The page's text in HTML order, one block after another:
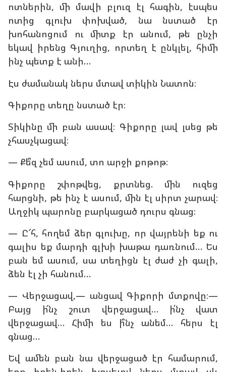
ոտներին, մի մավի բլուզ էլ հագին, էսպես
ոտից գլուխ փոխված, նա նստած էր
խոհանոցում ու միտք էր անում, թե ընչի
եկավ իրենց Գյուղից, որտեղ է ընկլել, հիմի
ինչ պետք է անի…
Էս ժամանակ ներս մտավ տիկին Նատոն։
Գիքորը տեղը նստած էր։
Տիկինը մի բան ասավ։ Գիքորը լավ լսեց թե
չհասչկացավ։
— Քե՞զ չեմ ասում, տո արջի քոթոթ։
Գիքորը շփոթվեց, քրտնեց. մին ուզեց
հարցնի, թե ինչ է ասում, մին էլ սիրտ չարավ։
Աղջիկ պարոնը բարկացած դուրս գնաց։
— Ը՜հ, հողեմ ձեր գլուխը, որ վայրենի եք ու
գալիս եք մարդի գլխի խաթա դառնում… Ես
բան եմ ասում, սա տեղիցն էլ ժաժ չի գալի,
ձեն էլ չի հանում…
— Վերջացավ,— անցավ Գիքորի մտքովը։—
Բայց ի՜նչ շուտ վերջացավ… ի՛նչ վատ
վերջացավ… Հիմի ես ի՞նչ անեմ… հերս էլ
գնաց…
Եվ ամեն բան նա վերջացած էր համարում,